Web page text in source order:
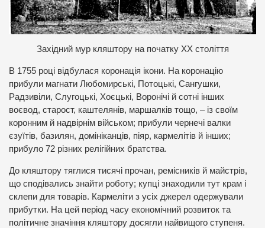
Західний мур кляштору на початку ХХ століття
В 1755 році відбулася коронація ікони. На коронацію
прибули магнати Любомирські, Потоцькі, Сангушки,
Радзивіли, Слугоцькі, Хоєцькі, Воронічі й сотні інших
воєвод, старост, каштелянів, маршалків тощо, – із своїм
коронним й надвірнім військом; прибули чернечі валки
єзуїтів, базилян, домініканців, піяр, кармелітів й інших;
прибуло 72 різних релігійних братства.
До кляштору тяглися тисячі прочан, ремісників й майстрів,
що сподівались знайти роботу; купці знаходили тут крам і
склепи для товарів. Кармеліти з усіх джерел одержували
прибутки. На цей період часу економічний розвиток та
політичне значіння кляштору досягли найвищого ступеня.